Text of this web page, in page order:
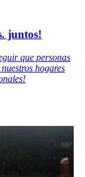
juntos!
que personas
hogares